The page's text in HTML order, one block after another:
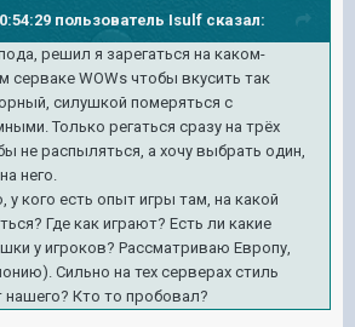
пользователь Isulf сказал:
решил я зарегаться на каком-
серваке WOWs чтобы вкусить так
силушкой померяться с
Только регаться сразу на трёх
не распыляться, а хочу выбрать один,
него.
кого есть опыт игры там, на какой
Где как играют? Есть ли какие
у игроков? Рассматриваю Европу,
Сильно на тех серверах стиль
нашего? Кто то пробовал?